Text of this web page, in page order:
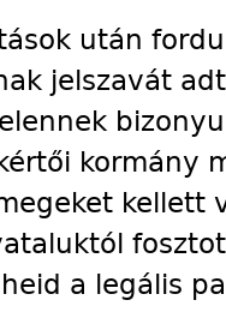
után
jelszavát
kormány
kellett
a legális